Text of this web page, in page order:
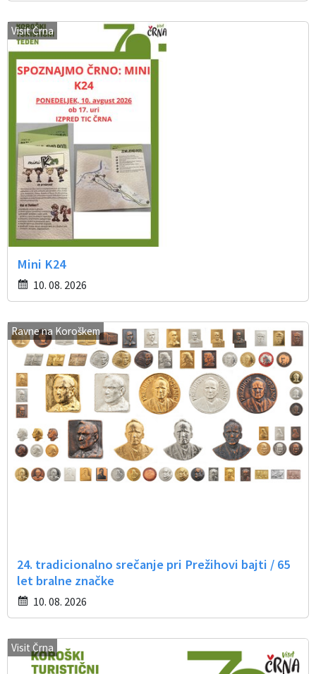
Visit Črna
Mini K24
10. 08. 2026
Ravne na Koroškem
24. tradicionalno srečanje pri Prežihovi bajti / 65
let bralne značke
10. 08. 2026
Visit Črna